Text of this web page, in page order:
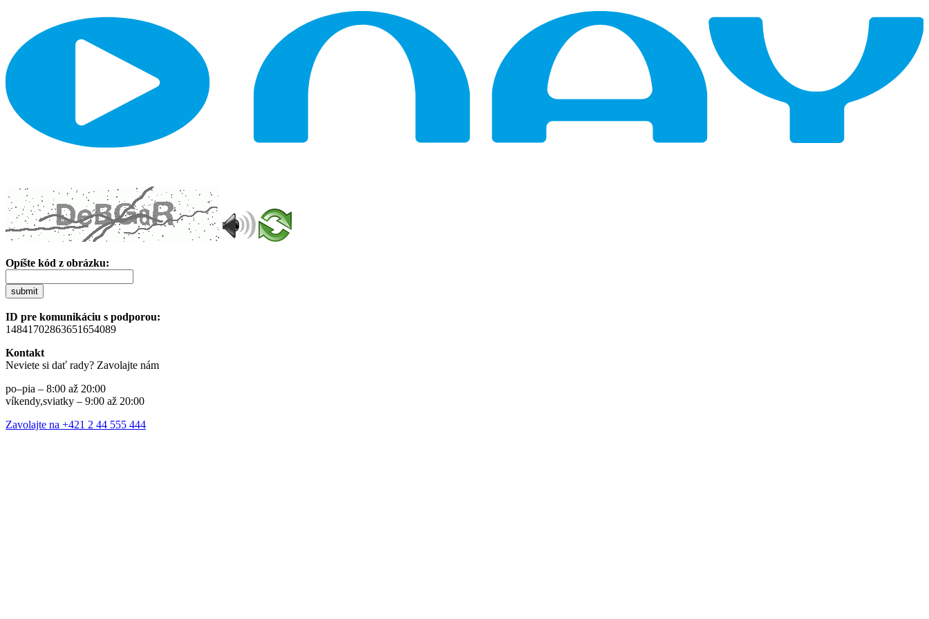
Opíšte kód z obrázku:
submit
ID pre komunikáciu s podporou:
14841702863651654089
Kontakt
Neviete si dať rady? Zavolajte nám
po–pia – 8:00 až 20:00
víkendy,sviatky – 9:00 až 20:00
Zavolajte na +421 2 44 555 444